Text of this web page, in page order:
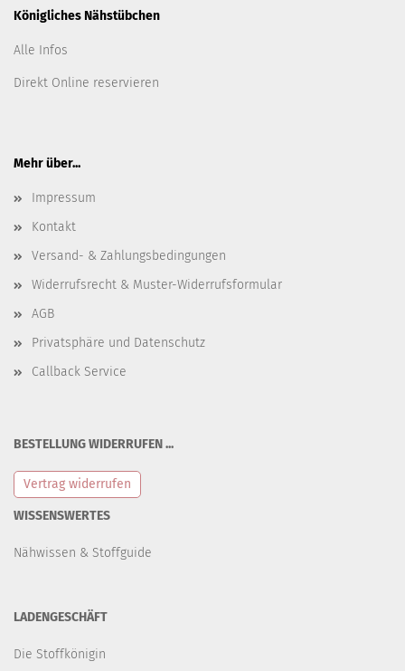
Königliches Nähstübchen
Alle Infos
Direkt Online reservieren
Mehr über...
Impressum
Kontakt
Versand- & Zahlungsbedingungen
Widerrufsrecht & Muster-Widerrufsformular
AGB
Privatsphäre und Datenschutz
Callback Service
BESTELLUNG WIDERRUFEN ...
Vertrag widerrufen
WISSENSWERTES
Nähwissen & Stoffguide
LADENGESCHÄFT
Die Stoffkönigin